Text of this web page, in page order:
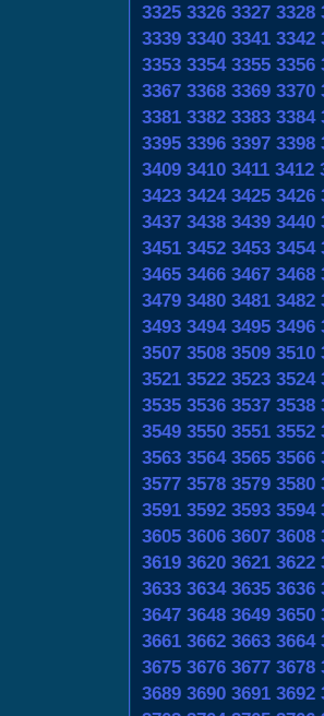
3325 3326 3327 3328
3339 3340 3341 3342
3353 3354 3355 3356
3367 3368 3369 3370
3381 3382 3383 3384
3395 3396 3397 3398
3409 3410 3411 3412
3423 3424 3425 3426
3437 3438 3439 3440
3451 3452 3453 3454
3465 3466 3467 3468
3479 3480 3481 3482
3493 3494 3495 3496
3507 3508 3509 3510
3521 3522 3523 3524
3535 3536 3537 3538
3549 3550 3551 3552
3563 3564 3565 3566
3577 3578 3579 3580
3591 3592 3593 3594
3605 3606 3607 3608
3619 3620 3621 3622
3633 3634 3635 3636
3647 3648 3649 3650
3661 3662 3663 3664
3675 3676 3677 3678
3689 3690 3691 3692